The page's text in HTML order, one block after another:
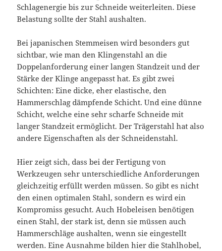
Schlagenergie bis zur Schneide weiterleiten. Diese
Belastung sollte der Stahl aushalten.
Bei japanischen Stemmeisen wird besonders gut
sichtbar, wie man den Klingenstahl an die
Doppelanforderung einer langen Standzeit und der
Stärke der Klinge angepasst hat. Es gibt zwei
Schichten: Eine dicke, eher elastische, den
Hammerschlag dämpfende Schicht. Und eine dünne
Schicht, welche eine sehr scharfe Schneide mit
langer Standzeit ermöglicht. Der Trägerstahl hat also
andere Eigenschaften als der Schneidenstahl.
Hier zeigt sich, dass bei der Fertigung von
Werkzeugen sehr unterschiedliche Anforderungen
gleichzeitig erfüllt werden müssen. So gibt es nicht
den einen optimalen Stahl, sondern es wird ein
Kompromiss gesucht. Auch Hobeleisen benötigen
einen Stahl, der stark ist, denn sie müssen auch
Hammerschläge aushalten, wenn sie eingestellt
werden. Eine Ausnahme bilden hier die Stahlhobel,